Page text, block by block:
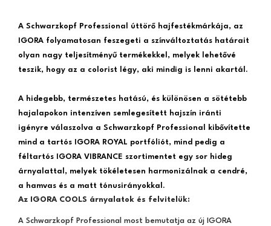
A Schwarzkopf Professional úttörő hajfestékmárkája, az
IGORA folyamatosan feszegeti a színváltoztatás határait
olyan nagy teljesítményű termékekkel, melyek lehetővé
teszik, hogy az a colorist légy, aki mindig is lenni akartál.
A hidegebb, természetes hatású, és különösen a sötétebb
hajalapokon intenzíven semlegesített hajszín iránti
igényre válaszolva a Schwarzkopf Professional kibővítette
mind a tartós IGORA ROYAL portfóliót, mind pedig a
féltartós IGORA VIBRANCE szortimentet egy sor hideg
árnyalattal, melyek tökéletesen harmonizálnak a cendré,
a hamvas és a matt tónusirányokkal.
Az IGORA COOLS árnyalatok és felvitelük:
A Schwarzkopf Professional most bemutatja az új IGORA